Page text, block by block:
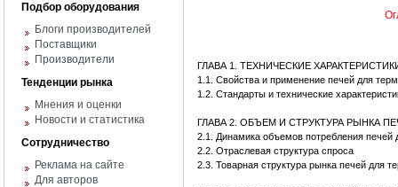
Подбор оборудования
Блоги производителей
Поставщики
Производители
Тенденции рынка
Мнения и оценки
Новости и статистика
Сотрудничество
Реклама на сайте
Для авторов
ГЛАВА 1. ТЕХНИЧЕСКИЕ
1.1. Свойства и применение печей для
1.2. Стандарты и технические
ГЛАВА 2. ОБЪЕМ И СТРУКТУРА РЫНКА
2.1. Динамика объемов потребления
2.2. Отраслевая структура спроса
2.3. Товарная структура рынка печей для